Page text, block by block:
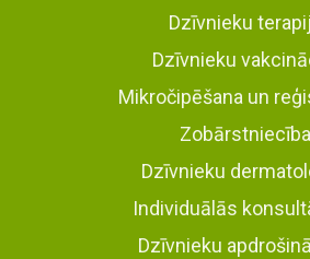
Dzīvnieku
Dzīvnieku
Mikročipēšana un
Zobārstniecība
Dzīvnieku
Individuālās
Dzīvnieku